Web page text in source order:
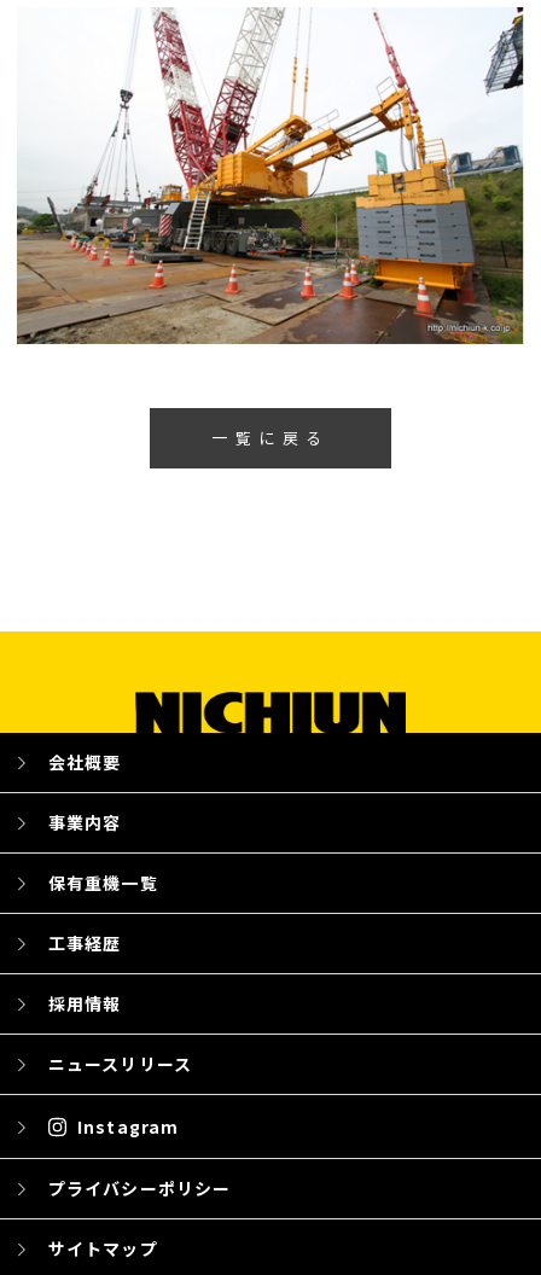
一覧に戻る
会社概要
事業内容
保有重機一覧
工事経歴
採用情報
ニュースリリース
Instagram
プライバシーポリシー
サイトマップ